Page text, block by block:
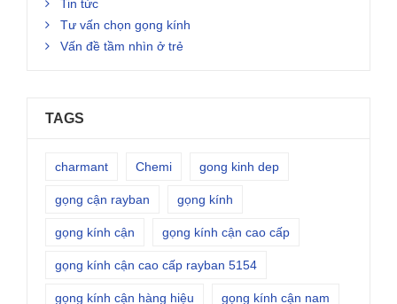
Tin tức
Tư vấn chọn gọng kính
Vấn đề tầm nhìn ở trẻ
TAGS
charmant Chemi gong kinh dep
gọng cận rayban gọng kính
gọng kính cận gọng kính cận cao cấp
gọng kính cận cao cấp rayban 5154
gọng kính cận hàng hiệu gọng kính cận nam